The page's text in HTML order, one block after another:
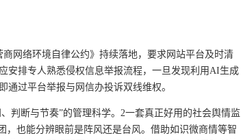
网络环境自律公约》持续落地，要求网站平台及时清
安排专人熟悉侵权信息举报流程，一旦发现利用AI生成
过平台举报与网信办投诉双线维权。
判断与节奏”的管理科学。2一套真正好用的社会舆情监
也能分辨眼前是阵风还是台风。借助如识微商情等智